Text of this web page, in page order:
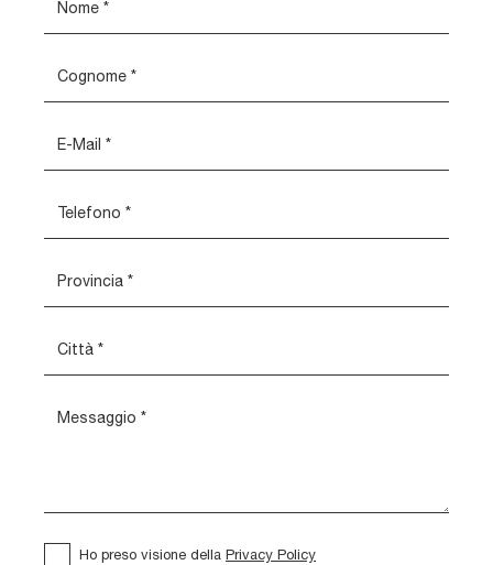
Ho preso visione della Privacy Policy